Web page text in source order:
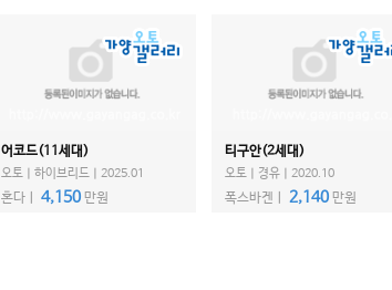
어코드(11세대)
오토ㅣ하이브리드ㅣ2025.01
혼다ㅣ 4,150 만원
티구안(2세대)
오토ㅣ경유ㅣ2020.10
폭스바겐ㅣ 2,140 만원